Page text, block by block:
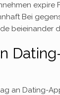
expire
Bei
beieinander
an Dating-